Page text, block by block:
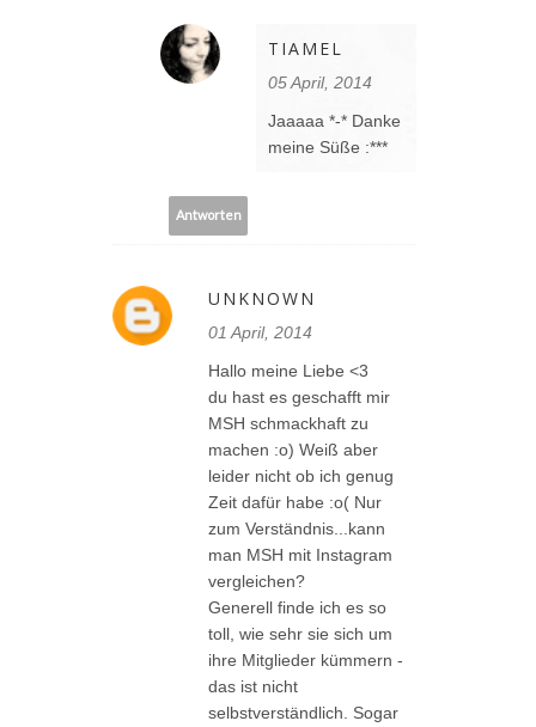
TIAMEL
05 April, 2014
Jaaaaa *-* Danke
meine Süße :***
Antworten
UNKNOWN
01 April, 2014
Hallo meine Liebe <3
du hast es geschafft mir
MSH schmackhaft zu
machen :o) Weiß aber
leider nicht ob ich genug
Zeit dafür habe :o( Nur
zum Verständnis...kann
man MSH mit Instagram
vergleichen?
Generell finde ich es so
toll, wie sehr sie sich um
ihre Mitglieder kümmern -
das ist nicht
selbstverständlich. Sogar